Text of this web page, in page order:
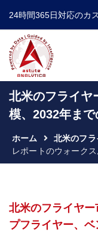
24時間365日対応のカ
北米のフライヤ
模、2032年まで
ホーム
北米のフ
レポートのウォーク
北米のフライヤ
プフライヤー、